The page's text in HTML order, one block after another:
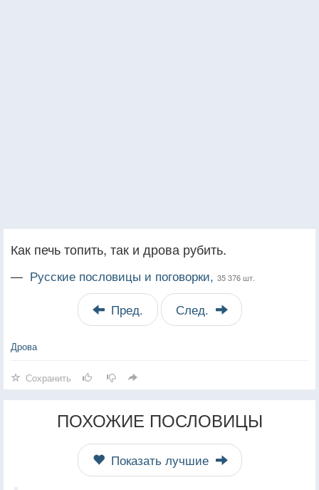
Как печь топить, так и дрова рубить.
— Русские пословицы и поговорки, 35 376 шт.
Пред. След.
Дрова
Сохранить
ПОХОЖИЕ ПОСЛОВИЦЫ
Показать лучшие